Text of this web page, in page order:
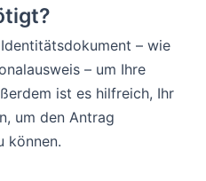
– wie
– um Ihre
ist es hilfreich, Ihr
um den Antrag
können.